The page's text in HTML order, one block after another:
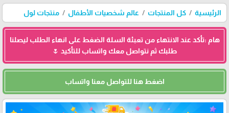
الرئيسية كل المنتجات عالم شخصيات الأطفال منتجات لول
هام :تأكد عند الانتهاء من تعبئة السلة الضغط على انهاء الطلب ليصلنا
طلبك ثم نتواصل معك واتساب للتأكيد 🌷
اضغط هنا للتواصل معنا واتساب